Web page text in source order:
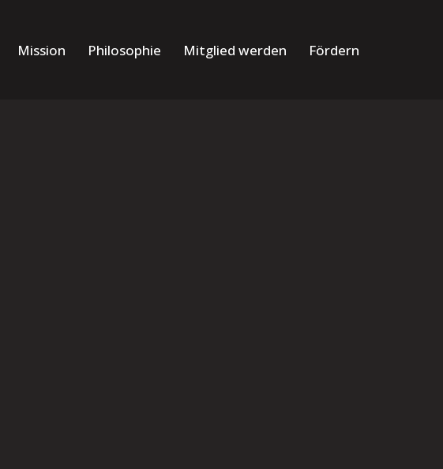
Mission Philosophie Mitglied werden Fördern